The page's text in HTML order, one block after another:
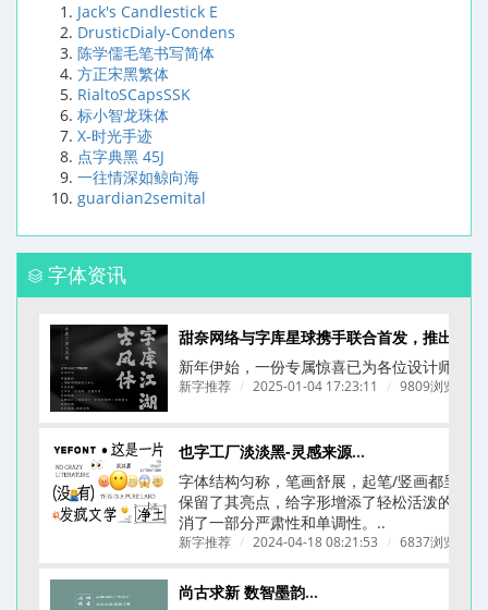
Jack's Candlestick E
DrusticDialy-Condens
陈学儒毛笔书写简体
方正宋黑繁体
RialtoSCapsSSK
标小智龙珠体
X-时光手迹
点字典黑 45J
一往情深如鲸向海
guardian2semital
字体资讯
新年伊始，一份专属惊喜已为各位设计师备
新字推荐 / 2025-01-04 17:23:11 / 9809浏览
也字工厂淡淡黑-灵感来源于《ニューシネマ》A D电影体
字体结构匀称，笔画舒展，起笔/竖画都呈圆
保留了其亮点，给字形增添了轻松活泼的氛围
消了一部分严肃性和单调性。..
新字推荐 / 2024-04-18 08:21:53 / 6837浏览
尚古求新 数智墨韵丨桃煦古风广告体上线